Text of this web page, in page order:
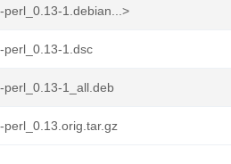
perl_0.13-1.debian...>
perl_0.13-1.dsc
perl_0.13-1_all.deb
perl_0.13.orig.tar.gz